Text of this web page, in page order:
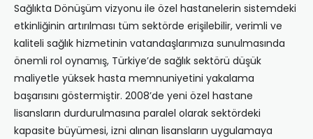
Sağlıkta Dönüşüm vizyonu ile özel hastanelerin sistemdeki
etkinliğinin artırılması tüm sektörde erişilebilir, verimli ve
kaliteli sağlık hizmetinin vatandaşlarımıza sunulmasında
önemli rol oynamış, Türkiye’de sağlık sektörü düşük
maliyetle yüksek hasta memnuniyetini yakalama
başarısını göstermiştir. 2008’de yeni özel hastane
lisansların durdurulmasına paralel olarak sektördeki
kapasite büyümesi, izni alınan lisansların uygulamaya